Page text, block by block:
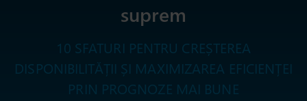
suprem
10 SFATURI PENTRU CREȘTEREA
DISPONIBILITĂȚII ȘI MAXIMIZAREA EFICIENȚEI
PRIN PROGNOZE MAI BUNE